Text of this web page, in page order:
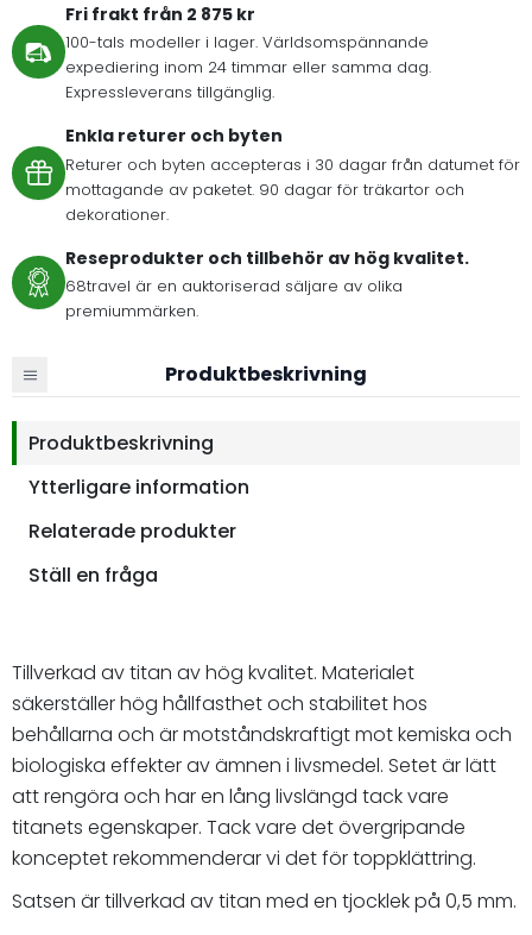
Fri frakt från 2 875 kr
100-tals modeller i lager. Världsomspännande
expediering inom 24 timmar eller samma dag.
Expressleverans tillgänglig.
Enkla returer och byten
Returer och byten accepteras i 30 dagar från datumet för
mottagande av paketet. 90 dagar för träkartor och
dekorationer.
Reseprodukter och tillbehör av hög kvalitet.
68travel är en auktoriserad säljare av olika
premiummärken.
Produktbeskrivning
Produktbeskrivning
Ytterligare information
Relaterade produkter
Ställ en fråga
Tillverkad av titan av hög kvalitet. Materialet
säkerställer hög hållfasthet och stabilitet hos
behållarna och är motståndskraftigt mot kemiska och
biologiska effekter av ämnen i livsmedel. Setet är lätt
att rengöra och har en lång livslängd tack vare
titanets egenskaper. Tack vare det övergripande
konceptet rekommenderar vi det för toppklättring.
Satsen är tillverkad av titan med en tjocklek på 0,5 mm.